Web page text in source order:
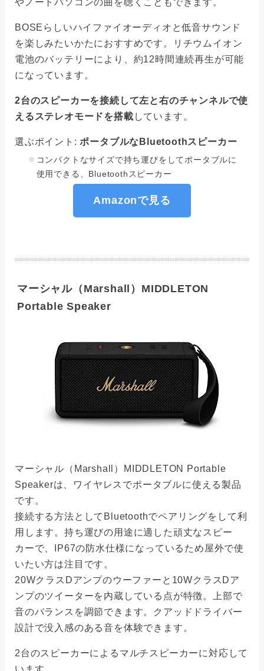
やノートパソコンの曲を聴くこともできます。
BOSEらしいハイファイオーディオと低音サウンド
を楽しみたいかたにおすすめです。リチウムイオン
電池のバッテリーにより、約12時間連続再生が可能
になっています。
2台のスピーカーを接続して左と右のチャンネルで使
えるステレオモードを搭載 しています。
選ぶポイント:ポータブルなBluetoothスピーカー
コンパクトなサイズで持ち運びをしてポータブルに
使用できる、Bluetoothスピーカー
Amazonで見る
マーシャル（Marshall）MIDDLETON
Portable Speaker
マーシャル（Marshall）MIDDLETON Portable
Speakerは、ワイヤレスでポータブルに使える製品
です。
接続する方法としてBluetoothでペアリングをして利
用します。持ち運びの用途に適した頑丈なスピー
カーで、IP67の防水仕様になっているため屋外で使
いたい方は注目です。
20WクラスDアンプのウーファーと10WクラスDア
ンプのツイーターを内蔵している点が特徴。上部で
音のバランスを調節できます。クアッドドライバー
設計で没入感のある音を体験できます。
2台のスピーカーによるマルチスピーカーに対応して